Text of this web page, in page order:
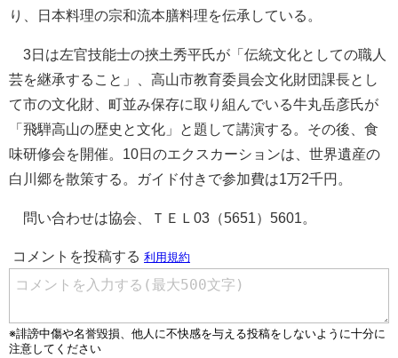
り、日本料理の宗和流本膳料理を伝承している。
3日は左官技能士の挾土秀平氏が「伝統文化としての職人
芸を継承すること」、高山市教育委員会文化財団課長とし
て市の文化財、町並み保存に取り組んでいる牛丸岳彦氏が
「飛騨高山の歴史と文化」と題して講演する。その後、食
味研修会を開催。10日のエクスカーションは、世界遺産の
白川郷を散策する。ガイド付きで参加費は1万2千円。
問い合わせは協会、ＴＥＬ03（5651）5601。